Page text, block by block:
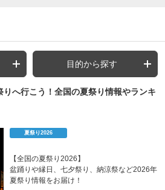
目的から探す
りへ行こう！全国の夏祭り情報やランキ
夏祭り2026
【全国の夏祭り2026】
盆踊りや縁日、七夕祭り、納涼祭など2026年
夏祭り情報をお届け！